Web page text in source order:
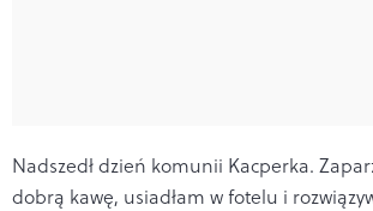
Nadszedł dzień komunii Kacperka.
dobrą kawę, usiadłam w fotelu i